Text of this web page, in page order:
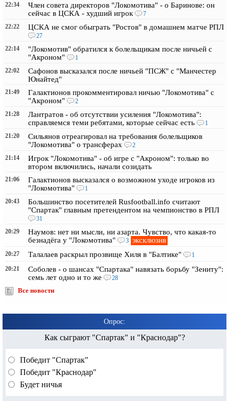
22:34
Член совета директоров "Локомотива" - о Баринове: он
сейчас в ЦСКА - худший игрок
7
22:22
ЦСКА не смог обыграть "Ростов" в домашнем матче РПЛ
27
22:14
"Локомотив" обратился к болельщикам после ничьей с
"Акроном"
1
22:02
Сафонов высказался после ничьей "ПСЖ" с "Манчестер
Юнайтед"
21:49
Галактионов прокомментировал ничью "Локомотива" с
"Акроном"
2
21:28
Лантратов - об отсутствии усиления "Локомотива":
справляемся теми ребятами, которые сейчас есть
1
21:20
Сильянов отреагировал на требования болельщиков
"Локомотива" о трансферах
2
21:14
Игрок "Локомотива" - об игре с "Акроном": только во
втором включились, начали созидать
21:06
Галактионов высказался о возможном уходе игроков из
"Локомотива"
1
20:43
Большинство посетителей Rusfootball.info считают
"Спартак" главным претендентом на чемпионство в РПЛ
31
20:29
Наумов: нет ни мысли, ни азарта. Чувство, что какая-то
безнадёга у "Локомотива"
3 эксклюзив
20:27 Талалаев раскрыл прозвище Хиля в "Балтике"
1
20:21
Соболев - о шансах "Спартака" навязать борьбу "Зениту":
семь лет одно и то же
28
Все новости
Опрос:
Как сыграют "Спартак" и "Краснодар"?
Победит "Спартак"
Победит "Краснодар"
Будет ничья